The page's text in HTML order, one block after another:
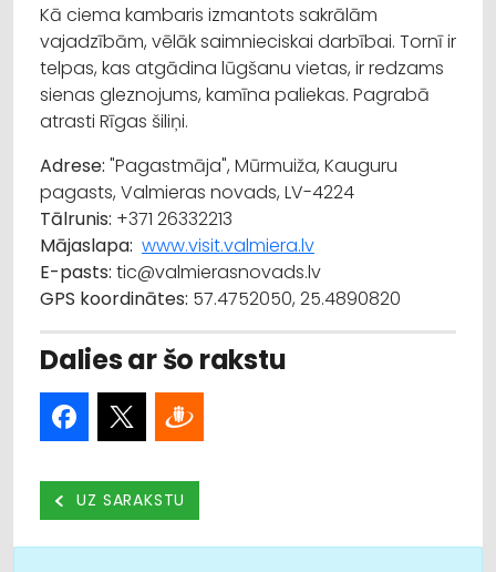
Kā ciema kambaris izmantots sakrālām
vajadzībām, vēlāk saimnieciskai darbībai. Tornī ir
telpas, kas atgādina lūgšanu vietas, ir redzams
sienas gleznojums, kamīna paliekas. Pagrabā
atrasti Rīgas šiliņi.
Adrese: "Pagastmāja", Mūrmuiža, Kauguru
pagasts, Valmieras novads, LV-4224
Tālrunis: +371 26332213
Mājaslapa: www.visit.valmiera.lv
E-pasts: tic@valmierasnovads.lv
GPS koordinātes: 57.4752050, 25.4890820
Dalies ar šo rakstu
UZ SARAKSTU